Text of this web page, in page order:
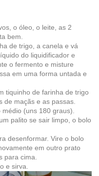
o óleo, o leite, as 2
bem.
de trigo, a canela e vá
do liquidificador e
o fermento e misture
em uma forma untada e
tiquinho de farinha de trigo
de maçãs e as passas.
(uns 180 graus).
palito se sair limpo, o bolo
desenformar. Vire o bolo
em outro prato
para cima.
e sirva.